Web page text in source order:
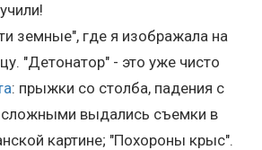
земные", где я изображала на
"Детонатор" - это уже чисто
: прыжки со столба, падения с
выдались съемки в
картине; "Похороны крыс".